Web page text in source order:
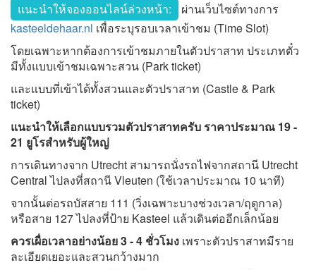
แนะนำให้จองออนไลน์ล่วงหน้า:
ผ่านเว็บไซต์ทางการ
kasteeldehaar.nl เพื่อระบุรอบเวลาเข้าชม (Time Slot)
โดยเฉพาะหากต้องการเข้าชมภายในตัวปราสาท ประเภทตั๋ว
มีทั้งแบบเข้าชมเฉพาะสวน (Park ticket)
และแบบที่เข้าได้ทั้งสวนและตัวปราสาท (Castle & Park
ticket)
แนะนำให้เลือกแบบรวมตัวปราสาทครับ ราคาประมาณ 19 -
21 ยูโรสำหรับผู้ใหญ่
การเดินทางจาก Utrecht สามารถนั่งรถไฟจากสถานี Utrecht
Central ไปลงที่สถานี Vleuten (ใช้เวลาประมาณ 10 นาที)
จากนั้นต่อรถบัสสาย 111 (วิ่งเฉพาะบางช่วงเวลา/ฤดูกาล)
หรือสาย 127 ไปลงที่ป้าย Kasteel แล้วเดินต่ออีกเล็กน้อย
ควรเผื่อเวลาอย่างน้อย 3 - 4 ชั่วโมง เพราะตัวปราสาทมีราย
ละเอียดเยอะและสวนกว้างมาก